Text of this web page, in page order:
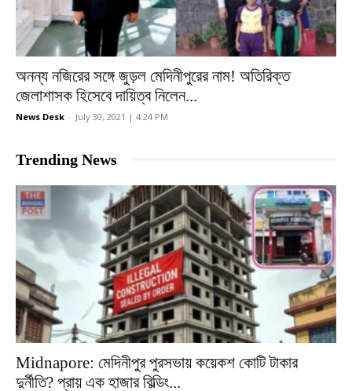
অনন্য নজিরের সঙ্গে জুড়ল মেদিনীপুরের নাম! অতিরিক্ত
জেলাশাসক হিসেবে দায়িত্ব নিলেন...
News Desk - July 30, 2021 | 4:24 PM
Trending News
Midnapore: মেদিনীপুর পুরসভায় কয়েকশ কোটি টাকার
দুর্নীতি? প্রায় এক হাজার বিল্ডিং...